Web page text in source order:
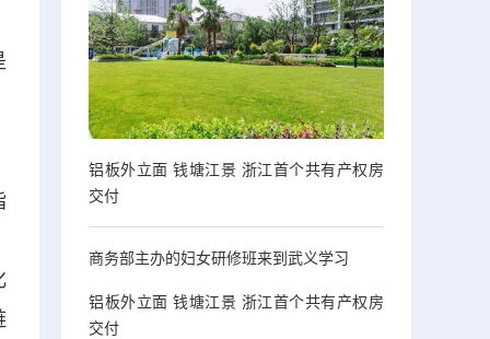
铝板外立面 钱塘江景 浙江首个共有产权房
交付
商务部主办的妇女研修班来到武义学习
铝板外立面 钱塘江景 浙江首个共有产权房
交付